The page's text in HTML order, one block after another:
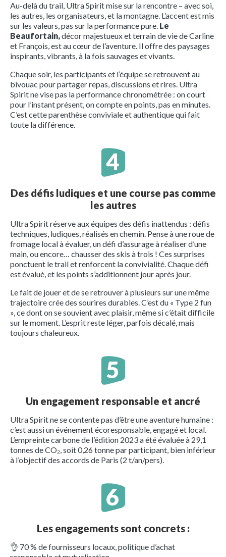
Au-delà du trail, Ultra Spirit mise sur la rencontre – avec soi,
les autres, les organisateurs, et la montagne. L’accent est mis
sur les valeurs, pas sur la performance pure. Le
Beaufortain,décor majestueux et terrain de vie de Carline
et François, est au cœur de l’aventure. Il offre des paysages
inspirants, vibrants, à la fois sauvages et vivants.
Chaque soir, les participants et l’équipe se retrouvent au
bivouac pour partager repas, discussions et rires. Ultra
Spirit ne vise pas la performance chronométrée : on court
pour l’instant présent, on compte en points, pas en minutes.
C’est cette parenthèse conviviale et authentique qui fait
toute la différence.
Des défis ludiques et une course pas comme
les autres
Ultra Spirit réserve aux équipes des défis inattendus : défis
techniques, ludiques, réalisés en chemin. Pense à une roue de
fromage local à évaluer, un défi d’assurage à réaliser d’une
main, ou encore… chausser des skis à trois ! Ces surprises
ponctuent le trail et renforcent la convivialité. Chaque défi
est évalué, et les points s’additionnent jour après jour.
Le fait de jouer et de se retrouver à plusieurs sur une même
trajectoire crée des sourires durables. C’est du « Type 2 fun
», ce dont on se souvient avec plaisir, même si c’était difficile
sur le moment. L’esprit reste léger, parfois décalé, mais
toujours chaleureux.
Un engagement responsable et ancré
Ultra Spirit ne se contente pas d’être une aventure humaine :
c’est aussi un événement écoresponsable, engagé et local.
L’empreinte carbone de l’édition 2023 a été évaluée à 29,1
tonnes de CO₂, soit 0,26 tonne par participant, bien inférieur
à l’objectif des accords de Paris (2 t/an/pers).
Les engagements sont concrets :
👌 70 % de fournisseurs locaux, politique d’achat